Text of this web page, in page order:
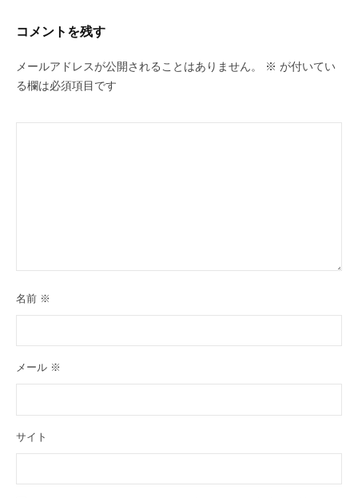
コメントを残す
メールアドレスが公開されることはありません。 ※ が付いてい
る欄は必須項目です
名前 ※
メール ※
サイト